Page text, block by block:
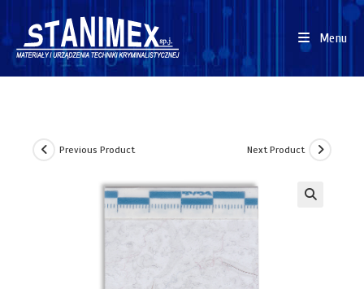
Menu
Previous Product Next Product